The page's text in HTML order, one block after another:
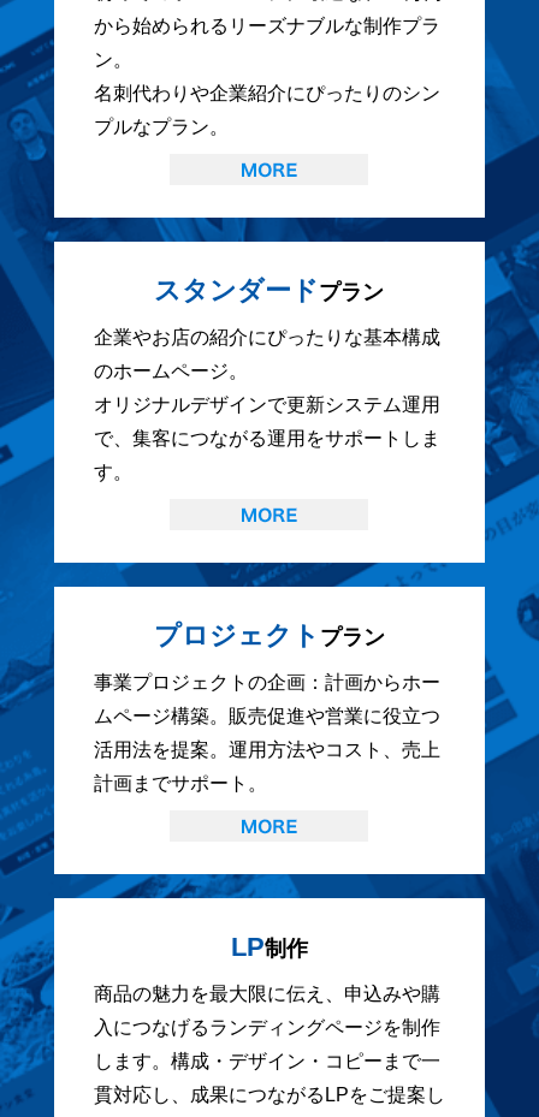
から始められるリーズナブルな制作プラ
ン。
名刺代わりや企業紹介にぴったりのシン
プルなプラン。
スタンダードプラン
企業やお店の紹介にぴったりな基本構成
のホームページ。
オリジナルデザインで更新システム運用
で、集客につながる運用をサポートしま
す。
プロジェクト プラン
事業プロジェクトの企画：計画からホー
ムページ構築。販売促進や営業に役立つ
活用法を提案。運用方法やコスト、売上
計画までサポート。
LP制作
商品の魅力を最大限に伝え、申込みや購
入につなげるランディングページを制作
します。構成・デザイン・コピーまで一
貫対応し、成果につながるLPをご提案し